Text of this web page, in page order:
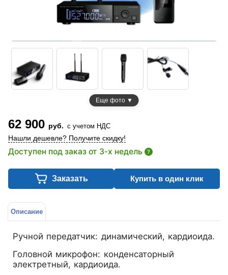
Еще фото ▼
62 900 руб. с учетом НДС
Нашли дешевле? Получите скидку!
Доступен под заказ от 3-х недель ?
Заказать Купить в один клик
Описание
Ручной передатчик: динамический, кардиоида.
Головной микрофон: конденсаторный
электретный, кардиоида.